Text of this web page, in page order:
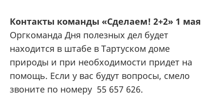
Контакты команды «Сделаем! 2+2» 1 мая
Оргкоманда Дня полезных дел будет
находится в штабе в Тартуском доме
природы и при необходимости придет на
помощь. Если у вас будут вопросы, смело
звоните по номеру 55 657 626.